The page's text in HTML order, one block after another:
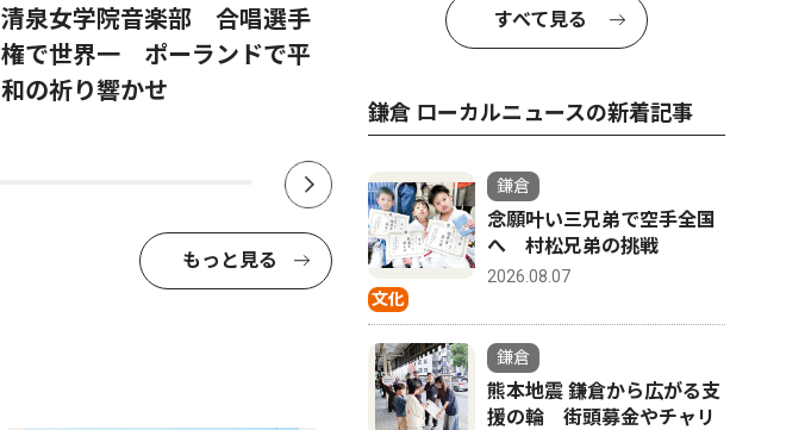
清泉女学院音楽部 合唱選手
権で世界一 ポーランドで平
和の祈り響かせ
休日は鎌倉で音楽を ８月11
日と22日にコンサート
もっと見る
すべて見る
鎌倉 ローカルニュースの新着記事
文化
鎌倉
念願叶い三兄弟で空手全国
へ 村松兄弟の挑戦
2026.08.07
鎌倉
熊本地震 鎌倉から広がる支
援の輪 街頭募金やチャリ